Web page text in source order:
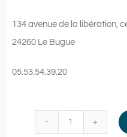
134 avenue de la libération,
24260 Le Bugue
05.53.54.39.20